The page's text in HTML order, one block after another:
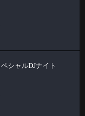
Papillonは5周年を迎え
す。阿部乱丸です。
12095 2等 14118 3等
シャルDJナイト